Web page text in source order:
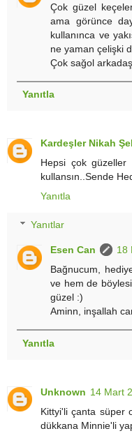
Çok güzel
ama görünce
kullanınca ve
ne yaman çelişki
Çok sağol
Yanıtla
Kardeşler Nikah
Hepsi çok güzeller
kullansın..Sende
Yanıtla
Yanıtlar
Esen Can
18
Bağnucum,
ve hem de
güzel :)
Aminn, inşallah
Yanıtla
Unknown 14 Mart
Kittyi'li çanta süper
dükkana Minnie'li